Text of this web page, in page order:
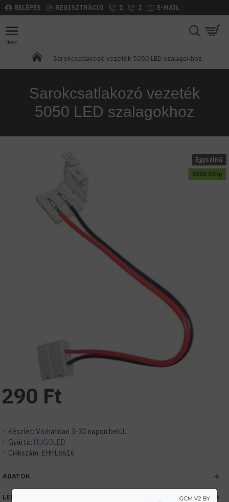
BELÉPÉS REGISZTRÁCIÓ 1 2 E-MAIL
Sarokcsatlakozó vezeték 5050 LED szalagokhoz
Sarokcsatlakozó vezeték
5050 LED szalagokhoz
5050 Chip
Egyszínű
Készlet: Várhatóan 3-30 napon belül.
Gyártó: HUGOLED
Cikkszám: EHHL6616
290 Ft
ADATOK
LEÍRÁS